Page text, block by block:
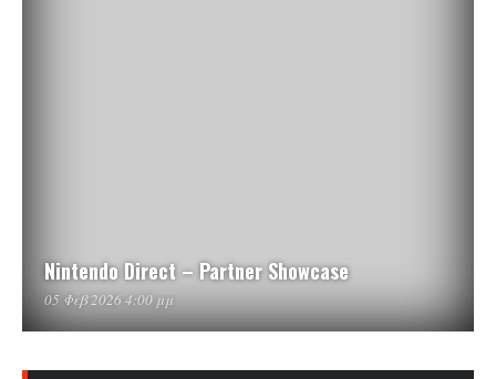
Nintendo Direct – Partner Showcase
05 Φεβ 2026 4:00 μμ